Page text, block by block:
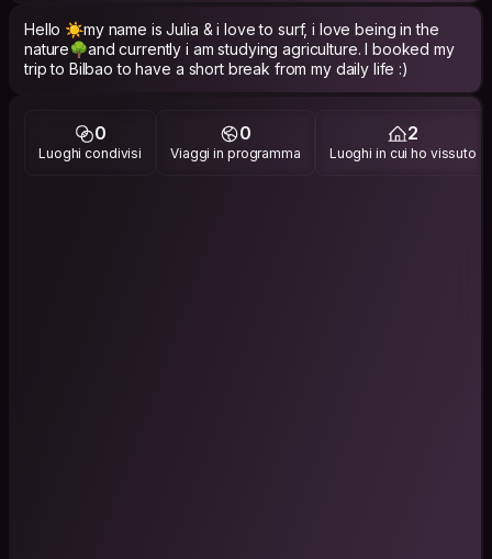
Hello ☀️my name is Julia & i love to surf, i love being in the
nature🌳and currently i am studying agriculture. I booked my
trip to Bilbao to have a short break from my daily life :)
0
Luoghi condivisi
0
Viaggi in programma
2
Luoghi in cui ho vissuto